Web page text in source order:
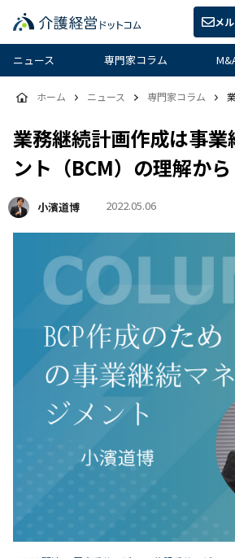
メ
ニュース 専門家コラム
業務継続計画作成は事業
ント（BCM）の理解から
小濱道博 2022.05.06
ホーム ニュース 専門家コラム 業